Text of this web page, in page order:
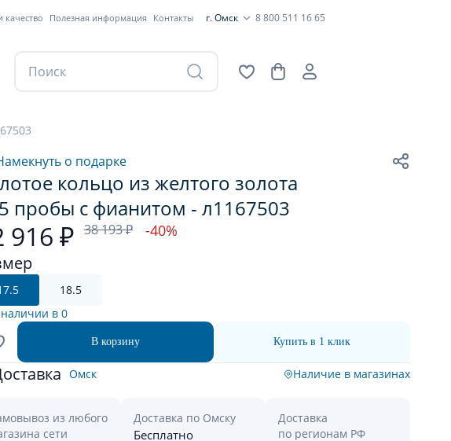
качество Полезная информация Контакты г. Омск 8 800 511 16 65
о подарке
кольцо из желтого золота
пробы с фианитом - л1167503
916 ₽ 38 193 ₽ -40%
18.5
в 0
В корзину Купить в 1 клик
Омск Наличие в магазинах
из любого
сети
Доставка по Омску
Бесплатно
Доставка
по регионам РФ